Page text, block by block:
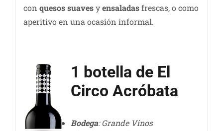
con quesos suavesyensaladasfrescas, o como
aperitivo en una ocasión informal.
1 botella de El
Circo Acróbata
Bodega: Grande Vinos